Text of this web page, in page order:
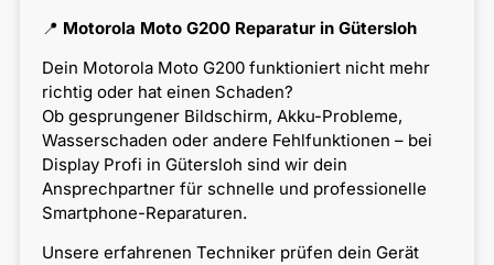
📍 Motorola Moto G200 Reparatur in Gütersloh
Dein Motorola Moto G200 funktioniert nicht mehr
richtig oder hat einen Schaden?
Ob gesprungener Bildschirm, Akku-Probleme,
Wasserschaden oder andere Fehlfunktionen – bei
Display Profi in Gütersloh sind wir dein
Ansprechpartner für schnelle und professionelle
Smartphone-Reparaturen.
Unsere erfahrenen Techniker prüfen dein Gerät